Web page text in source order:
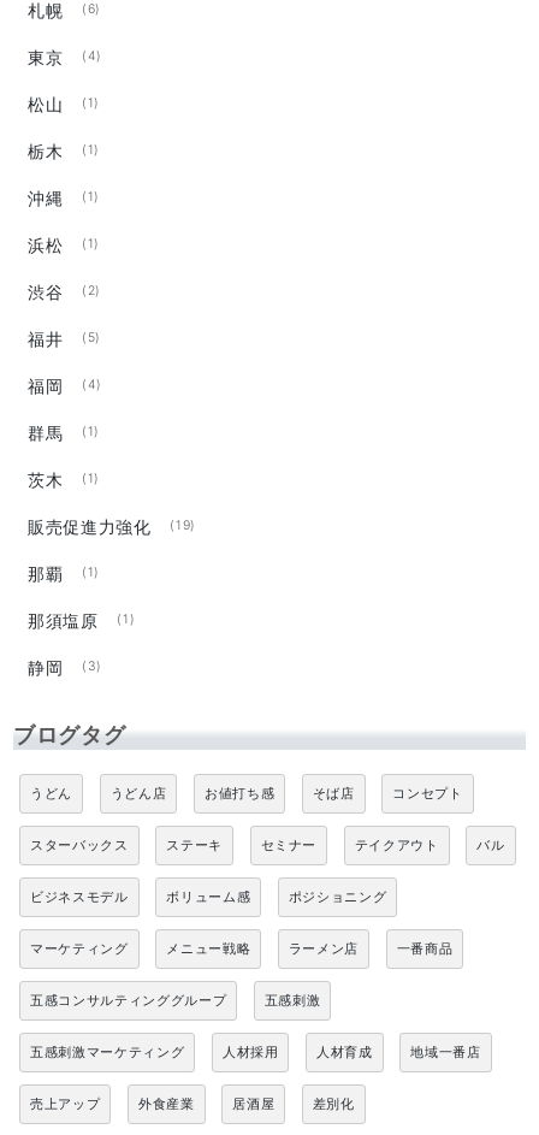
札幌 (6)
東京 (4)
松山 (1)
栃木 (1)
沖縄 (1)
浜松 (1)
渋谷 (2)
福井 (5)
福岡 (4)
群馬 (1)
茨木 (1)
販売促進力強化 (19)
那覇 (1)
那須塩原 (1)
静岡 (3)
ブログタグ
うどん うどん店 お値打ち感 そば店 コンセプト
スターバックス ステーキ セミナー テイクアウト バル
ビジネスモデル ボリューム感 ポジショニング
マーケティング メニュー戦略 ラーメン店 一番商品
五感コンサルティンググループ 五感刺激
五感刺激マーケティング 人材採用 人材育成 地域一番店
売上アップ 外食産業 居酒屋 差別化